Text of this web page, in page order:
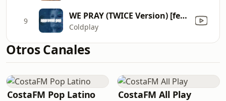
9 WE PRAY (TWICE Version) [feat. TWICE, Little Simz, Burna Boy, Elyanna & TINI]
Coldplay
Otros Canales
CostaFM Pop Latino CostaFM All Play